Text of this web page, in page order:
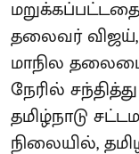
தலைவர்
மாநில
நேரில்
தமிழ்நாடு
நிலையில்,